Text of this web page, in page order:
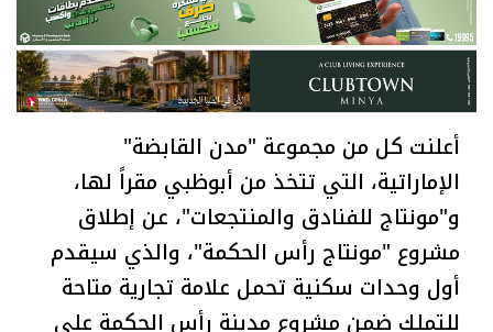
أعلنت كل من مجموعة "مدن القابضة"
الإماراتية، التي تتخذ من أبوظبي مقراً لها،
و"مونتاج للفنادق والمنتجعات"، عن إطلاق
مشروع "مونتاج رأس الحكمة"، والذي سيقدم
أول وحدات سكنية تحمل علامة تجارية متاحة
للتملك ضمن مشروع مدينة رأس الحكمة على